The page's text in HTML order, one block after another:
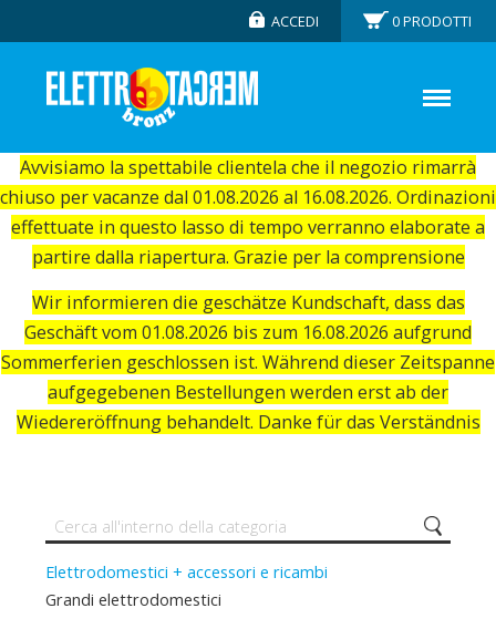
Avvisiamo la spettabile clientela che il negozio rimarrà
chiuso per vacanze dal 01.08.2026 al 16.08.2026. Ordinazioni
effettuate in questo lasso di tempo verranno elaborate a
partire dalla riapertura. Grazie per la comprensione
Wir informieren die geschätze Kundschaft, dass das
Geschäft vom 01.08.2026 bis zum 16.08.2026 aufgrund
Sommerferien geschlossen ist. Während dieser Zeitspanne
aufgegebenen Bestellungen werden erst ab der
Wiedereröffnung behandelt. Danke für das Verständnis
ACCEDI 0PRODOTTI
Elettrodomestici + accessori e ricambi
Grandi elettrodomestici